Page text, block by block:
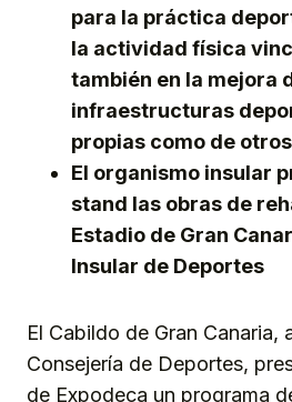
para la práctica
la actividad física
también en la mejora
infraestructuras
propias como de
El organismo insular
stand las obras de
Estadio de Gran
Insular de Deportes
El Cabildo de Gran Canaria,
Consejería de Deportes,
de Expodeca un programa